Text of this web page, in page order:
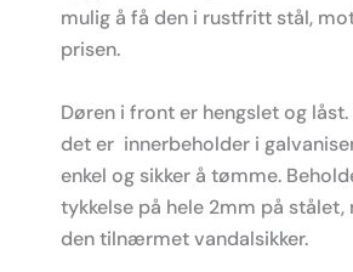
mulig å få den i rustfritt stål,
prisen.
Døren i front er hengslet og låst.
det er innerbeholder i
enkel og sikker å tømme.
tykkelse på hele 2mm på stålet,
den tilnærmet vandalsikker.